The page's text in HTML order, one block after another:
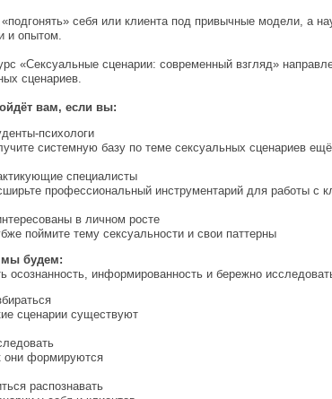
себя или клиента под привычные модели, а
и опытом.
«Сексуальные сценарии: современный взгляд»
сценариев.
вам, если вы:
психологи
системную базу по теме сексуальных сценариев
специалисты
профессиональный инструментарий для работы с
в личном росте
поймите тему сексуальности и свои паттерны
мы будем:
осознанность, информированность и бережно
сценарии существуют
они формируются
распознавать